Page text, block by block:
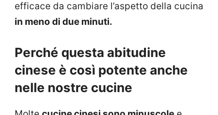
efficace da cambiare l’aspetto della cucina
in meno di due minuti.
Perché questa abitudine
cinese è così potente anche
nelle nostre cucine